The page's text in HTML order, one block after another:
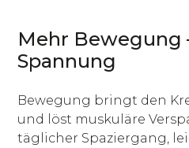
Mehr Bewegung
Spannung
Bewegung bringt den
und löst muskuläre
täglicher Spaziergang,